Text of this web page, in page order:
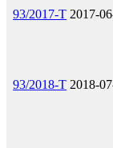
93/2017-T 2017-
93/2018-T 2018-